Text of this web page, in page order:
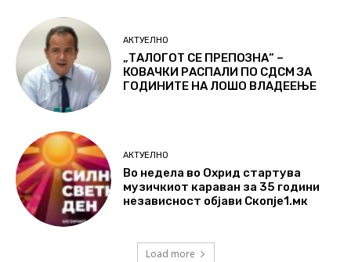
АКТУЕЛНО
„ТАЛОГОТ СЕ ПРЕПОЗНА“ –
КОВАЧКИ РАСПАЛИ ПО СДСМ ЗА
ГОДИНИТЕ НА ЛОШО ВЛАДЕЕЊЕ
АКТУЕЛНО
Во недела во Охрид стартува
музичкиот караван за 35 години
независност објави Скопје1.мк
Load more